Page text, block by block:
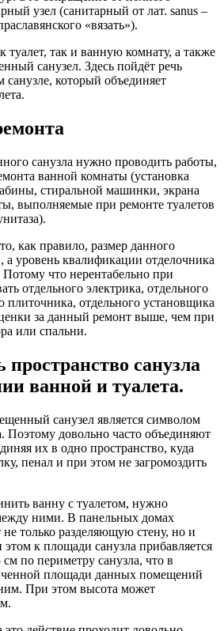
узел (санитарный от лат. sanus –
«вязать»).
туалет, так и ванную комнату, а также
санузел. Здесь пойдёт речь
который объединяет
санузла нужно проводить работы,
ванной комнаты (установка
стиральной машинки, экрана
выполняемые при ремонте туалетов
как правило, размер данного
уровень квалификации отделочника
что нерентабельно при
отдельного электрика, отдельного
плиточника, отдельного установщика
за данный ремонт выше, чем при
или спальни.
санузла
ванной и туалета.
санузел является символом
Поэтому довольно часто объединяют
их в одно пространство, куда
пенал и при этом не загромоздить
ванну с туалетом, нужно
ними. В панельных домах
только разделяющую стену, но и
к площади санузла прибавляется
по периметру санузла, что в
площади данных помещений
При этом высота может